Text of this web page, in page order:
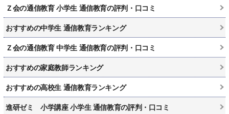
Ｚ会の通信教育 小学生 通信教育の評判・口コミ
おすすめの中学生 通信教育ランキング
Ｚ会の通信教育 中学生 通信教育の評判・口コミ
おすすめの家庭教師ランキング
おすすめの高校生 通信教育ランキング
進研ゼミ 小学講座 小学生 通信教育の評判・口コミ